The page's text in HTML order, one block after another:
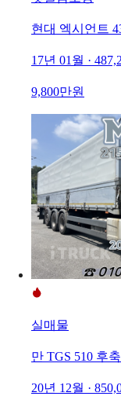
현대 엑시언트
17년 01월 ·
9,800만원
실매물
만 TGS 510 후
20년 12월 ·